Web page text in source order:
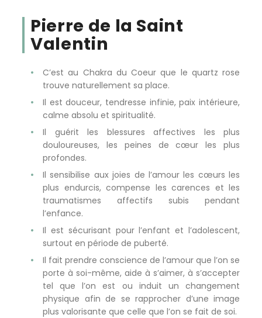
Pierre de la Saint
Valentin
C’est au Chakra du Coeur que le quartz rose
trouve naturellement sa place.
Il est douceur, tendresse infinie, paix intérieure,
calme absolu et spiritualité.
Il guérit les blessures affectives les plus
douloureuses, les peines de cœur les plus
profondes.
Il sensibilise aux joies de l’amour les cœurs les
plus endurcis, compense les carences et les
traumatismes affectifs subis pendant
l’enfance.
Il est sécurisant pour l’enfant et l’adolescent,
surtout en période de puberté.
Il fait prendre conscience de l’amour que l’on se
porte à soi-même, aide à s’aimer, à s’accepter
tel que l’on est ou induit un changement
physique afin de se rapprocher d’une image
plus valorisante que celle que l’on se fait de soi.